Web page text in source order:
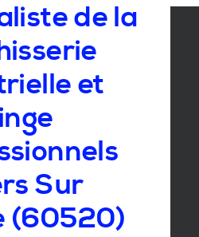
de la
et
Sur
(60520)